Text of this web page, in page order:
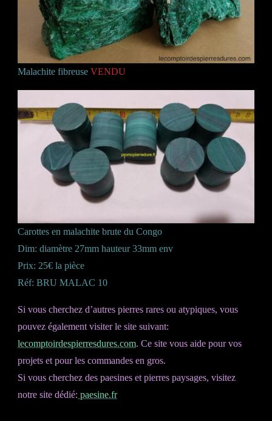
Malachite fibreuse VENDU
Carottes en malachite brute du Congo
Dim: diamètre 27mm hauteur 33mm env
Prix: 25€ la pièce
Réf: BRU MALAC 10
Si vous cherchez d’autres pierres rares ou atypiques, vous
pouvez également visiter le site suivant:
lecomptoirdespierresdures.com. Ce site vous aide pour vos
projets et pour les commandes en gros.
Si vous cherchez des paesines et pierres paysages, visitez
notre site dédié: paesine.fr